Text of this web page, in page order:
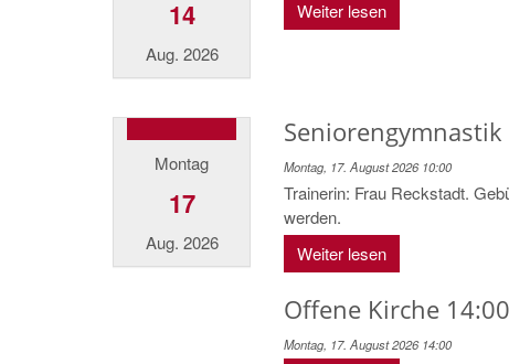
14
Aug. 2026
Weiter lesen
Montag
17
Aug. 2026
Montag, 17. August 2026 10:00
Trainerin: Frau Reckstadt.
werden.
Weiter lesen
Offene Kirche
Montag, 17. August 2026 14:00